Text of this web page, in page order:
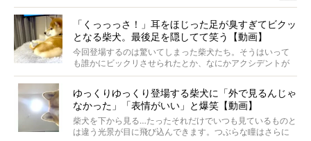
がるのでしょうか。
最近版画製作を始めた、お笑いコンビ「ニューヨーク」の
屋敷裕政さんに、拒否柴を掘っていただきました！ イン
タビューと合わせてご覧ください。
「くっっっさ！」耳をほじった足が臭すぎてビクッ
となる柴犬。最後足を隠してて笑う【動画】
今回登場するのは驚いてしまった柴犬たち。そうはいって
も誰かにビックリさせられたとか、なにかアクシデントが
起きたとか、そういうことが原因ではありません。全ての
ゆっくりゆっくり登場する柴犬に「外で見るんじゃ
なかった」「表情がいい」と爆笑【動画】
柴犬を下から見る…たったそれだけでいつも見ているものと
は違う光景が目に飛び込んできます。つぶらな瞳はさらに